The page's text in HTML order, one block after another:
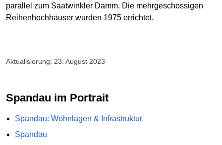
parallel zum Saatwinkler Damm. Die mehrgeschossigen
Reihenhochhäuser wurden 1975 errichtet.
Aktualisierung: 23. August 2023
Spandau im Portrait
Spandau: Wohnlagen & Infrastruktur
Spandau